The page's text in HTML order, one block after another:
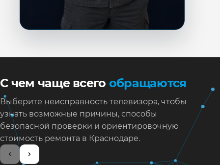
С чем чаще всего обращаются
Выберите неисправность телевизора, чтобы
узнать возможные причины, способы
безопасной проверки и ориентировочную
стоимость ремонта в Краснодаре.